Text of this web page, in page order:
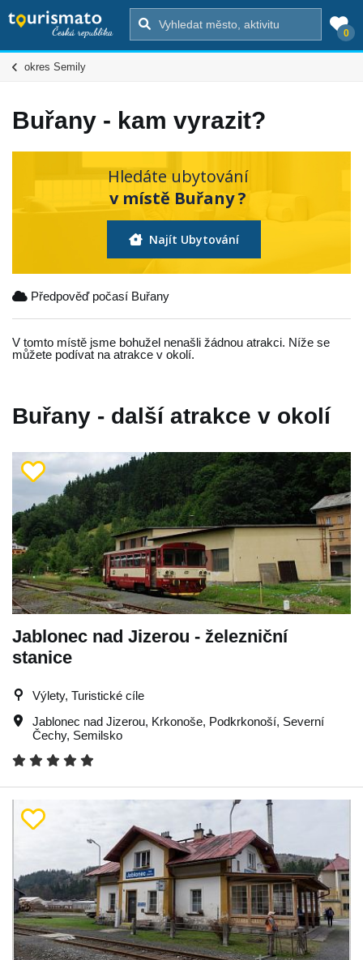
0
okres Semily
Buřany - kam vyrazit?
Hledáte ubytování
v místě Buřany ?
Najít Ubytování
Předpověď počasí Buřany
V tomto místě jsme bohužel nenašli žádnou atrakci. Níže se
můžete podívat na atrakce v okolí.
Buřany - další atrakce v okolí
Jablonec nad Jizerou - železniční
stanice
Výlety, Turistické cíle
Jablonec nad Jizerou, Krkonoše, Podkrkonoší, Severní
Čechy, Semilsko